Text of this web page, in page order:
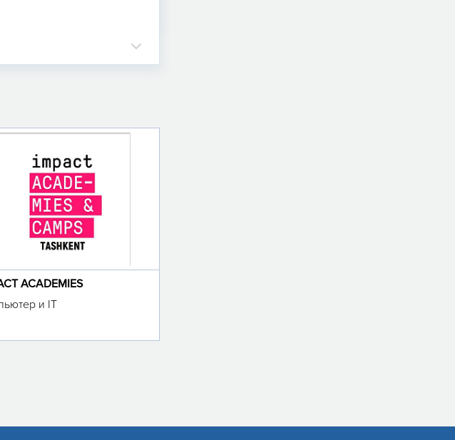
ACADEMIES
и IT